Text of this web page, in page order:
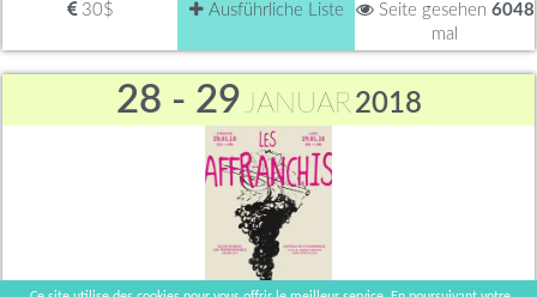
30$ Ausführliche Liste Seite gesehen 6048
mal
28 - 29JANUAR2018